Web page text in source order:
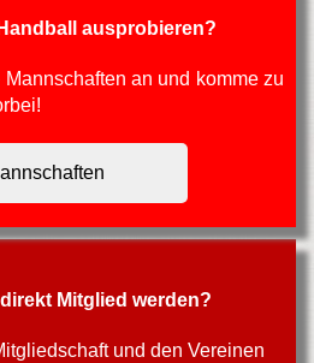
ausprobieren?
an und komme zu
Mitglied werden?
und den Vereinen